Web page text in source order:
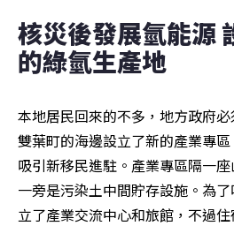
核災後發展氫能源
的綠氫生產地
本地居民回來的不多，地方政府
雙葉町的海邊設立了新的產業專
吸引新移民進駐。產業專區隔一座
一旁是污染土中間貯存設施。為
立了產業交流中心和旅館，不過